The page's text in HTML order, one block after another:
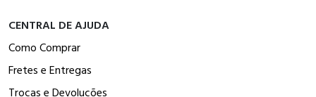
CENTRAL DE AJUDA
Como Comprar
Fretes e Entregas
Trocas e Devoluções